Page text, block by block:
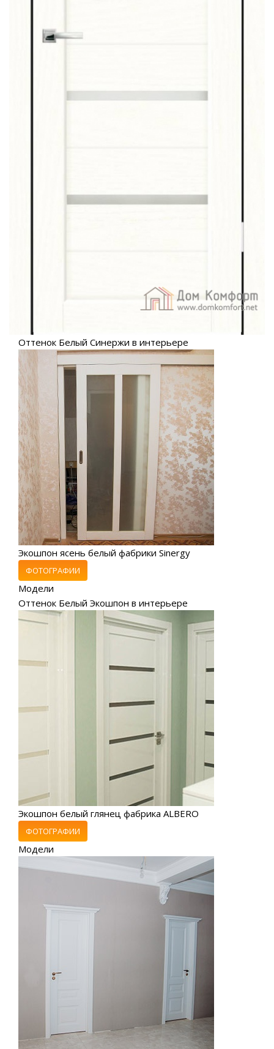
Оттенок Белый Синержи в интерьере
Экошпон ясень белый фабрики Sinergy
ФОТОГРАФИИ
Модели
Оттенок Белый Экошпон в интерьере
Экошпон белый глянец фабрика ALBERO
ФОТОГРАФИИ
Модели